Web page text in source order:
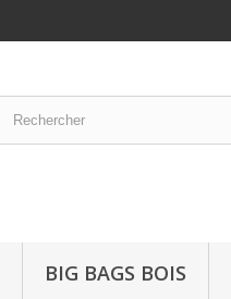
BIG BAGS BOIS